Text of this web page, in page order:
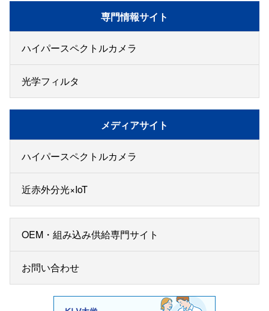
専門情報サイト
ハイパースペクトルカメラ
光学フィルタ
メディアサイト
ハイパースペクトルカメラ
近赤外分光×IoT
OEM・組み込み供給専門サイト
お問い合わせ